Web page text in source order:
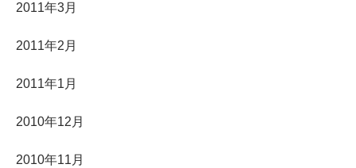
2011年3月
2011年2月
2011年1月
2010年12月
2010年11月